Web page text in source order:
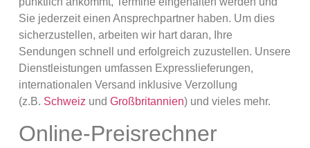
Sie jederzeit einen Ansprechpartner haben. Um dies
sicherzustellen, arbeiten wir hart daran, Ihre
Sendungen schnell und erfolgreich zuzustellen. Unsere
Dienstleistungen umfassen Expresslieferungen,
internationalen Versand inklusive Verzollung
(z.B. Schweiz und Großbritannien) und vieles mehr.
Online-Preisrechner